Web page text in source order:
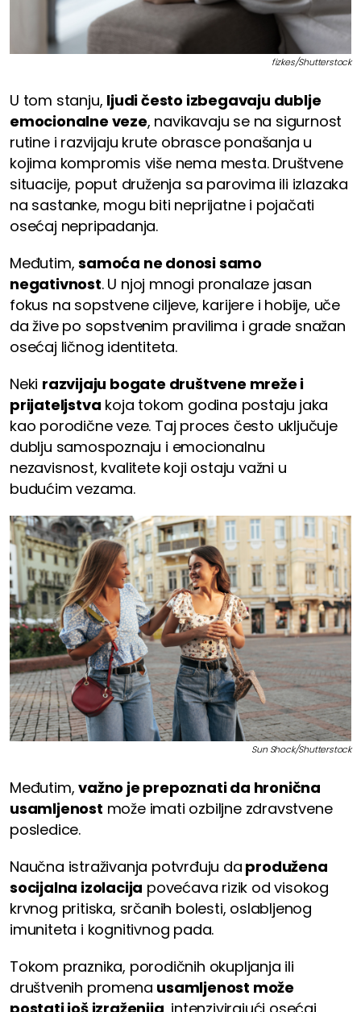
fizkes/Shutterstock
U tom stanju, ljudi često izbegavaju dublje
emocionalne veze, navikavaju se na sigurnost
rutine i razvijaju krute obrasce ponašanja u
kojima kompromis više nema mesta. Društvene
situacije, poput druženja sa parovima ili izlazaka
na sastanke, mogu biti neprijatne i pojačati
osećaj nepripadanja.
Međutim,samoća ne donosi samo
negativnost. U njoj mnogi pronalaze jasan
fokus na sopstvene ciljeve, karijere i hobije, uče
da žive po sopstvenim pravilima i grade snažan
osećaj ličnog identiteta.
Neki razvijaju bogate društvene mreže i
prijateljstva koja tokom godina postaju jaka
kao porodične veze. Taj proces često uključuje
dublju samospoznaju i emocionalnu
nezavisnost, kvalitete koji ostaju važni u
budućim vezama.
Sun Shock/Shutterstock
Međutim,važno je prepoznati da hronična
usamljenost može imati ozbiljne zdravstvene
posledice.
Naučna istraživanja potvrđuju da produžena
socijalna izolacija povećava rizik od visokog
krvnog pritiska, srčanih bolesti, oslabljenog
imuniteta i kognitivnog pada.
Tokom praznika, porodičnih okupljanja ili
društvenih promena usamljenost može